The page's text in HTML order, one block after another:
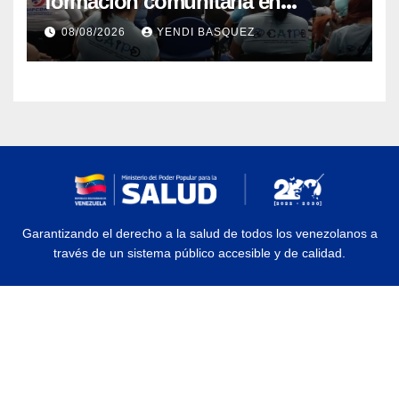
atención a personas con
discapacidad
08/08/2026 YENDI BASQUEZ
Garantizando el derecho a la salud de todos los venezolanos a
través de un sistema público accesible y de calidad.